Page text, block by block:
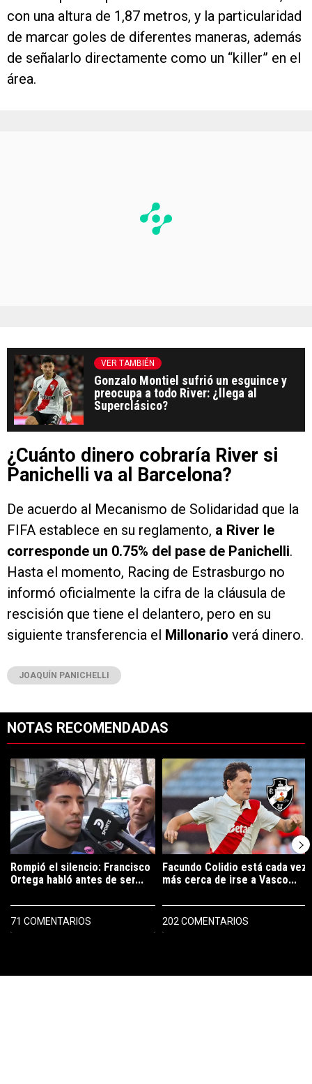
con una altura de 1,87 metros, y la particularidad
de marcar goles de diferentes maneras, además
de señalarlo directamente como un “killer” en el
área.
VER TAMBIÉN
Gonzalo Montiel sufrió un esguince y
preocupa a todo River: ¿llega al
Superclásico?
¿Cuánto dinero cobraría River si
Panichelli va al Barcelona?
De acuerdo al Mecanismo de Solidaridad que la
FIFA establece en su reglamento, a River le
corresponde un 0.75% del pase de Panichelli.
Hasta el momento, Racing de Estrasburgo no
informó oficialmente la cifra de la cláusula de
rescisión que tiene el delantero, pero en su
siguiente transferencia el Millonario verá dinero.
JOAQUÍN PANICHELLI
NOTAS RECOMENDADAS
Un artículo de tendencia con el título "Rompió el silencio: Francisco
Rompió el silencio: Francisco
Ortega habló antes de ser...
71 COMENTARIOS
Un artículo de tendencia con el
Facundo Colidio está cada vez
más cerca de irse a Vasco...
202 COMENTARIOS